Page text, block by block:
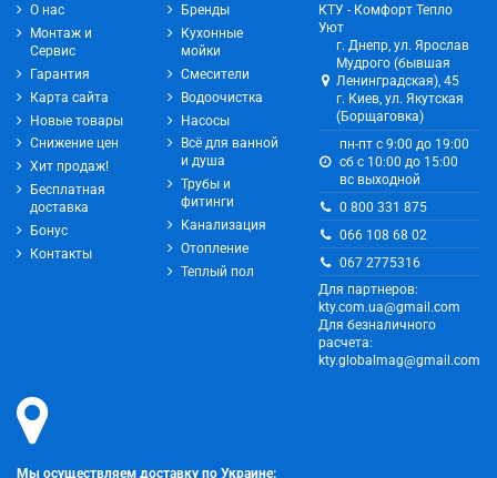
О нас
Монтаж и
Сервис
Гарантия
Карта сайта
Новые товары
Снижение цен
Хит продаж!
Бесплатная
доставка
Бонус
Контакты
Бренды
Кухонные
мойки
Смесители
Водоочистка
Насосы
Всё для ванной
и душа
Трубы и
фитинги
Канализация
Отопление
Теплый пол
КТУ - Комфорт Тепло
Уют
г. Днепр, ул. Ярослав
Мудрого (бывшая
Ленинградская), 45
г. Киев, ул. Якутская
(Борщаговка)
пн-пт с 9:00 до 19:00
сб с 10:00 до 15:00
вс выходной
0 800 331 875
066 108 68 02
067 2775316
Для партнеров:
kty.com.ua@gmail.com
Для безналичного
расчета:
kty.globalmag@gmail.com
Мы осуществляем доставку по Украине: